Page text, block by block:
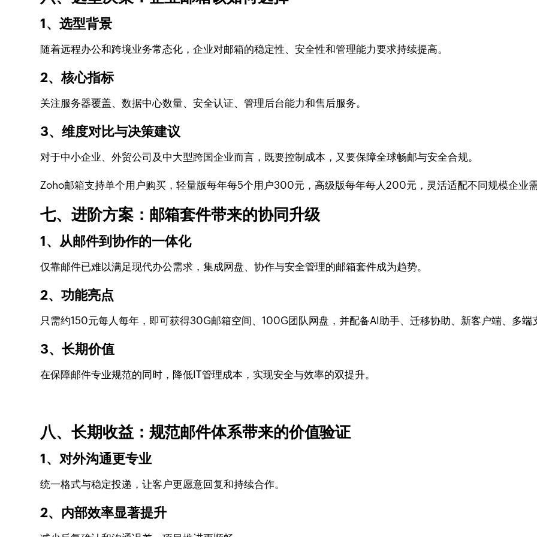
1、选型背景
随着远程办公和跨境业务常态化，企业对邮箱的稳定性、安全性和管理能力要求持续提高。
2、核心指标
关注服务器覆盖、数据中心数量、安全认证、管理后台能力和售后服务。
3、维度对比与决策建议
对于中小企业、外贸公司及中大型跨国企业而言，既要控制成本，又要保障全球畅邮与安全合规。
Zoho邮箱支持单个用户购买，轻量版每年每5个用户300元，高级版每年每人200元，灵活适配不同规模企业
七、进阶方案：邮箱套件带来的协同升级
1、从邮件到协作的一体化
仅靠邮件已难以满足现代办公需求，集成网盘、协作与安全管理的邮箱套件成为趋势。
2、功能亮点
只需约150元每人每年，即可获得30G邮箱空间、100G团队网盘，并配备AI助手、迁移协助、新客户端、多
3、长期价值
在保障邮件专业规范的同时，降低IT管理成本，实现安全与效率的双提升。
八、长期收益：规范邮件体系带来的价值验证
1、对外沟通更专业
统一格式与稳定投递，让客户更愿意回复和持续合作。
2、内部效率显著提升